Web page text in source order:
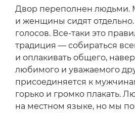
Двор переполнен людьми.
и женщины сидят отдельно.
голосов. Все-таки это
традиция — собираться
и оплакивать общего,
любимого и уважаемого
присоединяется к
горько и громко плакать.
на местном языке, но мы